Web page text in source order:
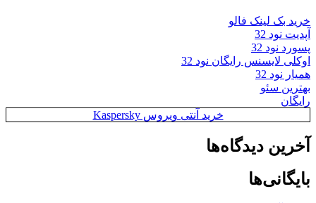
خرید بک لینک فالو
آپدیت نود 32
پسورد نود 32
اوکلی لایسنس رایگان نود 32
همیار نود 32
بهترین سئو
رایگان
خرید آنتی ویروس Kaspersky
آخرین دیدگاه‌ها
بایگانی‌ها